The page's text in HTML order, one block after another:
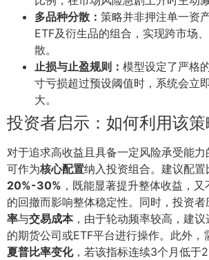
多品种分散： 策略并非押注单一资
ETF及衍生品的组合，实现跨市场
散。
止损与止盈规则： 模型设定了严格
寸亏损超过预设阈值时，系统会立
大。
投资者启示：如何利用该
对于追求高收益且具备一定风险承受能
可作为核心配置纳入投资组合。建议配
20%-30% ，既能显著提升整体收益，
的回撤而影响整体稳定性。同时，投资者
率与交易成本，由于轮动频率较高，建
的期货公司或ETF平台进行操作。此外，
夏普比率变化，若该指标连续3个月低于